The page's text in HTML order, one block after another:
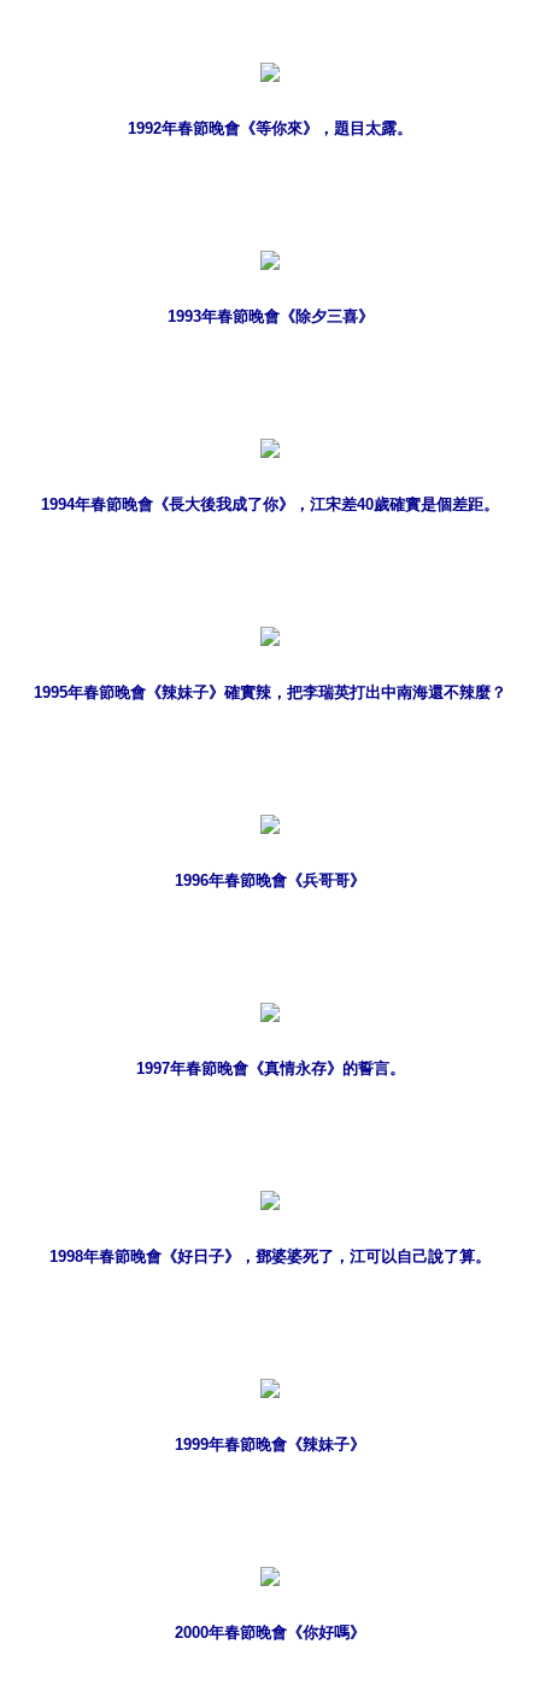
1992年春節晚會《等你來》，題目太露。
1993年春節晚會《除夕三喜》
1994年春節晚會《長大後我成了你》，江宋差40歲確實是個差距。
1995年春節晚會《辣妹子》確實辣，把李瑞英打出中南海還不辣麼？
1996年春節晚會《兵哥哥》
1997年春節晚會《真情永存》的誓言。
1998年春節晚會《好日子》，鄧婆婆死了，江可以自己說了算。
1999年春節晚會《辣妹子》
2000年春節晚會《你好嗎》